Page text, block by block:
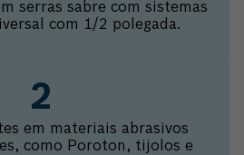
serras sabre com sistemas
com 1/2 polegada.
em materiais abrasivos
como Poroton, tijolos e